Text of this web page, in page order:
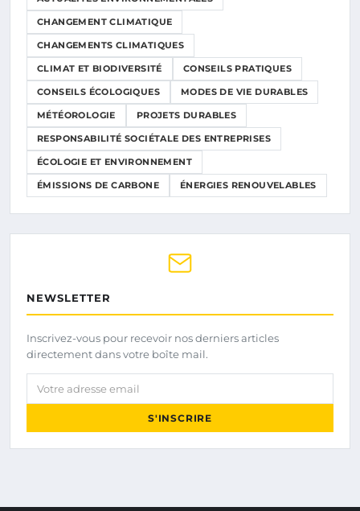
CHANGEMENT CLIMATIQUE
CHANGEMENTS CLIMATIQUES
CLIMAT ET BIODIVERSITÉ CONSEILS PRATIQUES
CONSEILS ÉCOLOGIQUES MODES DE VIE DURABLES
MÉTÉOROLOGIE PROJETS DURABLES
RESPONSABILITÉ SOCIÉTALE DES ENTREPRISES
ÉCOLOGIE ET ENVIRONNEMENT
ÉMISSIONS DE CARBONE ÉNERGIES RENOUVELABLES
NEWSLETTER
Inscrivez-vous pour recevoir nos derniers articles
directement dans votre boîte mail.
Votre adresse email
S'INSCRIRE